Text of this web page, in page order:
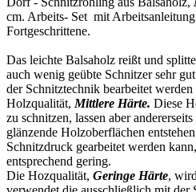
cm. Arbeits- Set mit
Fortgeschrittene.
Das leichte Balsaholz reißt und
auch wenig geübte Schnitzer sehr
der Schnitztechnik bearbeitet
Holzqualität, Mittlere Härte. Diese
zu schnitzen, lassen aber
glänzende Holzoberflächen
Schnitzdruck gearbeitet werden
entsprechend gering.
Die Hozqualität, Geringe Härte,